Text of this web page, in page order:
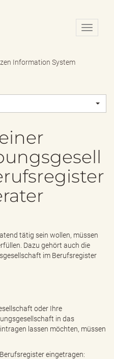
N
a
o
-
a
e
n
d
Information System
tätig sein wollen, müssen
Dazu gehört auch die
im Berufsregister
oder Ihre
in das
lassen möchten, müssen
eingetragen: